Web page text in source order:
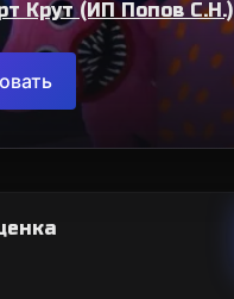
Крут (ИП Попов С.Н.)